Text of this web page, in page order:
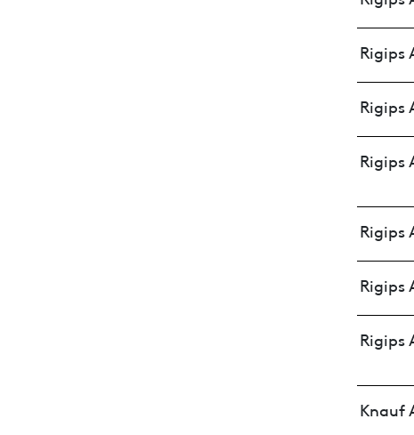
Rigips
Rigips
Rigips
Rigips
Rigips
Rigips
Knauf